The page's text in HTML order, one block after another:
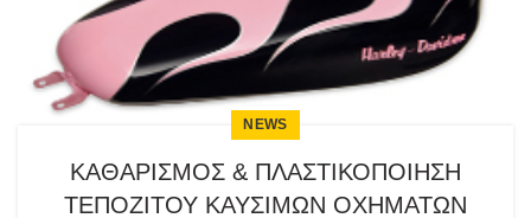
NEWS
ΚΑΘΑΡΙΣΜΟΣ & ΠΛΑΣΤΙΚΟΠΟΙΗΣΗ
ΤΕΠΟΖΙΤΟΥ ΚΑΥΣΙΜΩΝ ΟΧΗΜΑΤΩΝ